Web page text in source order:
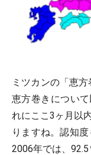
ミツカンの「恵
恵方巻きについ
れにここ3ヶ月以
りますね。認知
2006年では、92.5